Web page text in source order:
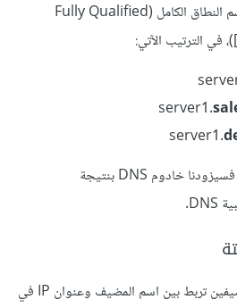
النظام تلقائيًا طلبية DNS لاسم النطاق الكامل (Fully Qualified
server1.
server1.
إذا لم يُعثَر على أيّة مطابقات، فسيزودنا خادوم DNS بنتيجة
يمكن تعريف أسماء ثابتة للمضيفين تربط بين اسم المضيف وعنوان IP في